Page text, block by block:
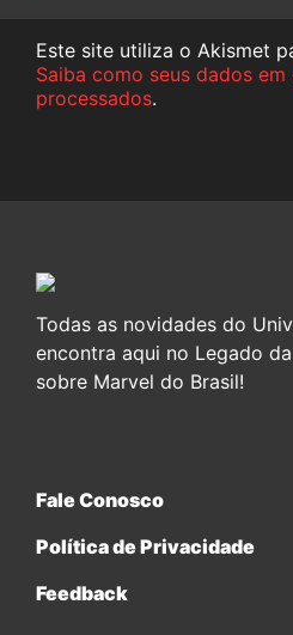
Este site utiliza o Akismet
Saiba como seus dados
processados.
Todas as novidades do
encontra aqui no Legado
sobre Marvel do Brasil!
Fale Conosco
Política de Privacidade
Feedback